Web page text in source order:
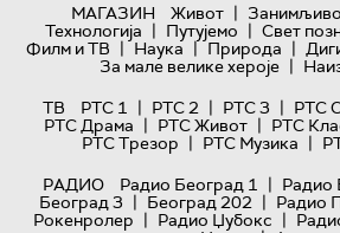
МАГАЗИН
Живот |
Технологијa | Путујемо | Свет
Филм и ТВ | Наука | Природа |
За мале велике хероје |
ТВ
РТС 1 | РТС 2 | РТС 3 | РТС
РТС Драма | РТС Живот | РТС
РТС Трезор | РТС Музика |
РАДИО
Радио Београд 1 | Радио
Београд 3 | Београд 202 | Радио
Рокенролер | Радио Џубокс |